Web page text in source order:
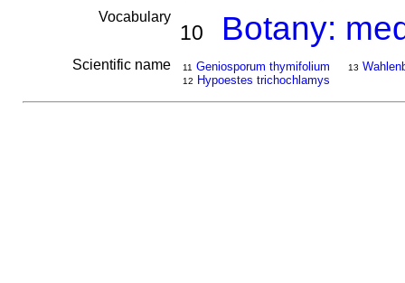
Vocabulary
10 Botany:
Scientific name 11 Geniosporum thymifolium
12 Hypoestes trichochlamys
13